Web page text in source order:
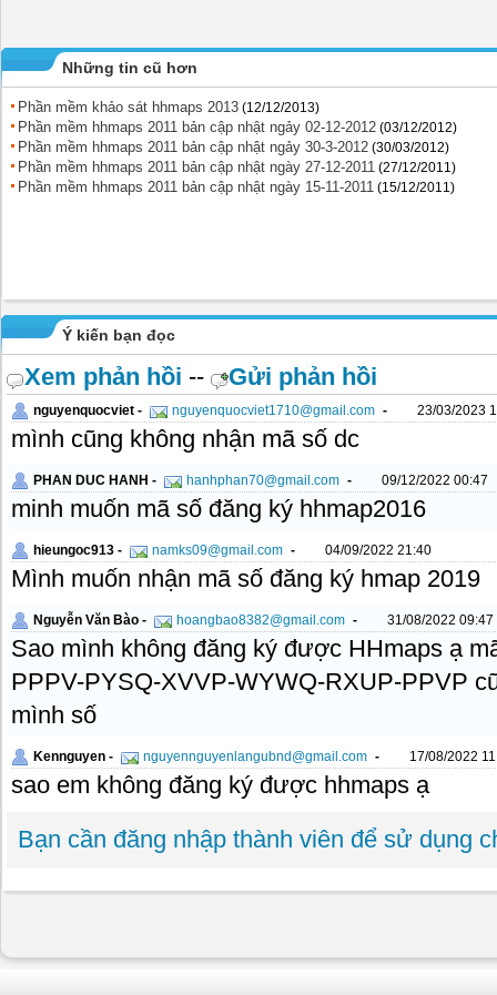
Những tin cũ hơn
Phần mềm khảo sát hhmaps 2013 (12/12/2013)
Phần mềm hhmaps 2011 bản cập nhật ngảy 02-12-2012 (03/12/2012)
Phần mềm hhmaps 2011 bản cập nhật ngảy 30-3-2012 (30/03/2012)
Phần mềm hhmaps 2011 bản cập nhật ngày 27-12-2011 (27/12/2011)
Phần mềm hhmaps 2011 bản cập nhật ngày 15-11-2011 (15/12/2011)
Ý kiến bạn đọc
Xem phản hồi -- Gửi phản hồi
nguyenquocviet - nguyenquocviet1710@gmail.com - 23/03/2023
mình cũng không nhận mã số dc
PHAN DUC HANH - hanhphan70@gmail.com - 09/12/2022 00:47
minh muốn mã số đăng ký hhmap2016
hieungoc913 - namks09@gmail.com - 04/09/2022 21:40
Mình muốn nhận mã số đăng ký hmap 2019
Nguyễn Văn Bào - hoangbao8382@gmail.com - 31/08/2022 09:47
Sao mình không đăng ký được HHmaps ạ
PPPV-PYSQ-XVVP-WYWQ-RXUP-PPVP
mình số
Kennguyen - nguyennguyenlangubnd@gmail.com - 17/08/2022
sao em không đăng ký được hhmaps ạ
Bạn cần đăng nhập thành viên để sử dụng